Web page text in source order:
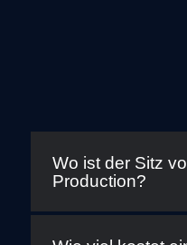
Wo ist der Sitz
Production?